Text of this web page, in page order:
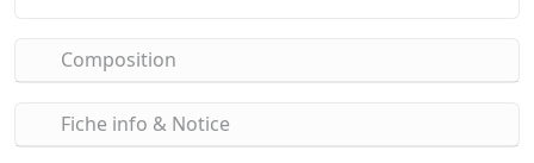
Composition
Fiche info & Notice